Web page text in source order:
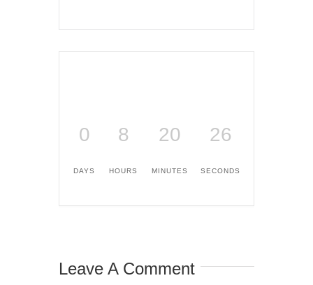
0
DAYS
8
HOURS
20
MINUTES
26
SECONDS
Leave A Comment